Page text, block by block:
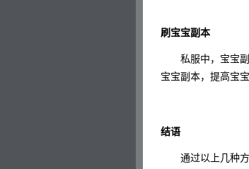
刷宝宝副本
私服中，宝宝副
宝宝副本，提高宝
结语
通过以上几种方